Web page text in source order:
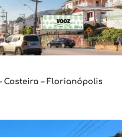
Costeira – Florianópolis